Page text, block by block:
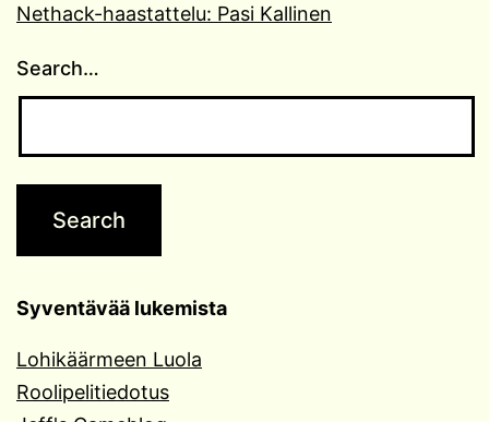
Nethack-haastattelu: Pasi Kallinen
Search…
Syventävää lukemista
Lohikäärmeen Luola
Roolipelitiedotus